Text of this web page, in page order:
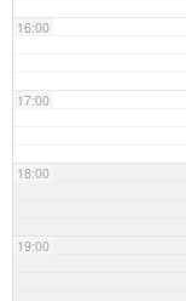
16:00
17:00
18:00
19:00